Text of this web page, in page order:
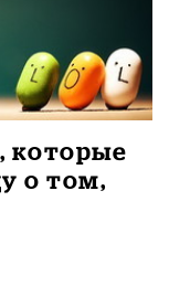
которые
о том,